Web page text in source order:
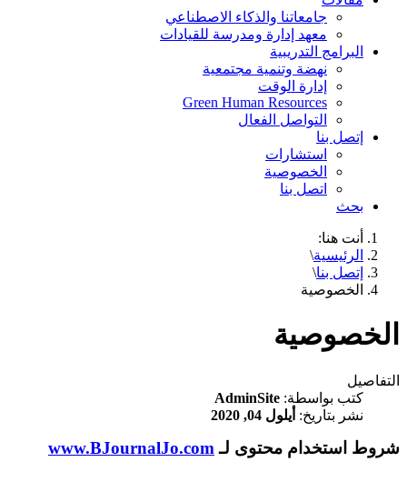
جامعاتنا والذكاء الاصطناعي
معهد إدارة ومدرسة للقيادات
البرامج التدريبية
نهضة وتنمية مجتمعية
إدارة الوقت
Green Human Resources
التواصل الفعال
إتصل بنا
استشارات
الخصوصية
اتصل بنا
بحث
أنت هنا:
الرئيسية\
إتصل بنا\
الخصوصية
الخصوصية
التفاصيل
كتب بواسطة: AdminSite
نشر بتاريخ: أيلول 04, 2020
شروط استخدام محتوى لـ www.BJournalJo.com